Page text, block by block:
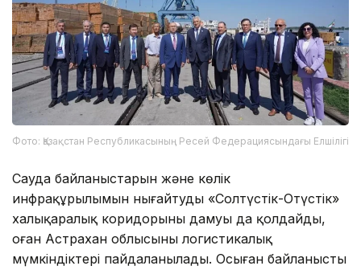
Фото: Қазақстан Республикасының Ресей Федерациясындағы Елшілігі
Сауда байланыстарын және көлік
инфрақұрылымын нығайтуды «Солтүстік-Оңтүстік»
халықаралық коридорының дамуы да қолдайды,
оған Астрахан облысының логистикалық
мүмкіндіктері пайдаланылады. Осыған байланысты